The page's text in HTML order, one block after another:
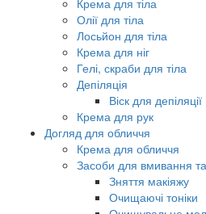
Крема для тіла
Олії для тіла
Лосьйон для тіла
Крема для ніг
Гелі, скраби для тіла
Депіляція
Віск для депіляції
Крема для рук
Догляд для обличчя
Крема для обличчя
Засоби для вмивання
Зняття макіяжу
Очищаючі тоніки